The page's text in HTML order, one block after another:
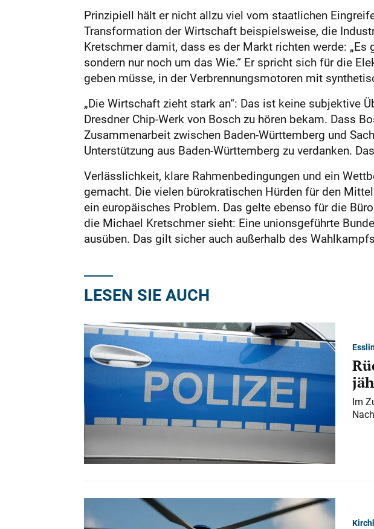
Prinzipiell hält er nicht allzu viel vom staatlichen
Transformation der Wirtschaft beispielsweise, die
Kretschmer damit, dass es der Markt richten werde:
sondern nur noch um das Wie.“ Er spricht sich für die
geben müsse, in der Verbrennungsmotoren mit
„Die Wirtschaft zieht stark an“: Das ist keine subjektive
Dresdner Chip-Werk von Bosch zu hören bekam. Dass
Zusammenarbeit zwischen Baden-Württemberg und
Unterstützung aus Baden-Württemberg zu verdanken.
Verlässlichkeit, klare Rahmenbedingungen und ein
gemacht. Die vielen bürokratischen Hürden für den
ein europäisches Problem. Das gelte ebenso für die
die Michael Kretschmer sieht: Eine unionsgeführte
ausüben. Das gilt sicher auch außerhalb des
LESEN SIE AUCH
Im